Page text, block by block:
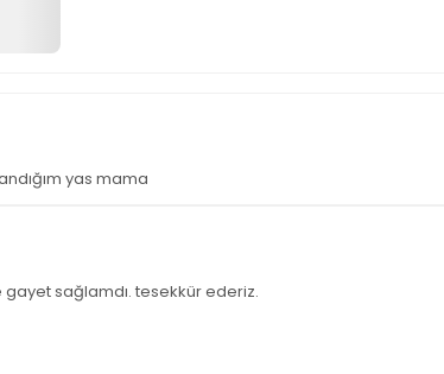
yas mama
sağlamdı. tesekkür ederiz.